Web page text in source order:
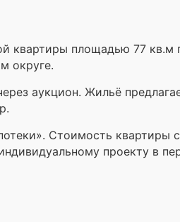
квартиры площадью 77 кв.м
округе.
аукцион. Жильё
Стоимость квартиры
проекту в